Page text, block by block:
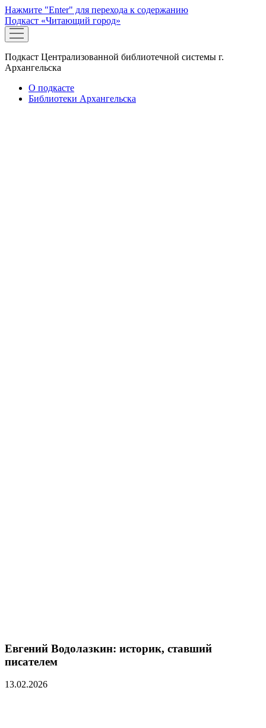
Нажмите "Enter" для перехода к содержанию
Подкаст «Читающий город»
открыть
меню
Подкаст Централизованной библиотечной системы г.
Архангельска
О подкасте
Библиотеки Архангельска
Евгений Водолазкин: историк, ставший
писателем
13.02.2026